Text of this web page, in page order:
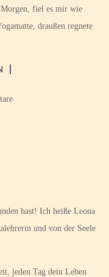
fiel es mir wie
draußen regnete
hast! Ich heiße Leona
und von der Seele
jeden Tag dein Leben